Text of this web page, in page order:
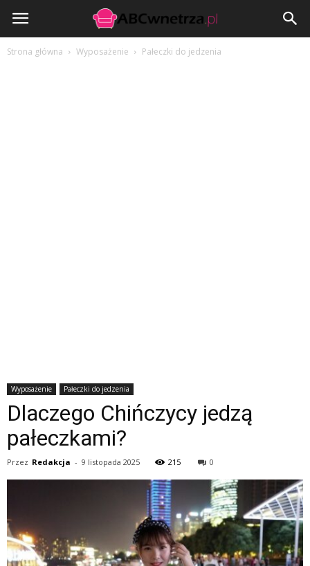
ABCwnetrza.pl
Strona główna Wyposażenie Pałeczki do jedzenia
Wyposażenie Pałeczki do jedzenia
Dlaczego Chińczycy jedzą
pałeczkami?
Przez Redakcja - 9 listopada 2025 215 0